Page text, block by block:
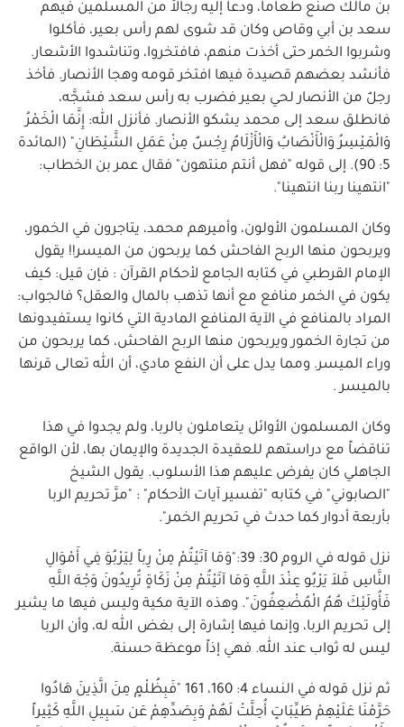
بن مالك صنع طعاماً، ودعا إليه رجالاً من المسلمين فيهم
سعد بن أبي وقاص وكان قد شوى لهم رأس بعير، فأكلوا
وشربوا الخمر حتى أخذت منهم، فافتخروا، وتناشدوا الأشعار.
فأنشد بعضهم قصيدة فيها افتخر قومه وهجا الأنصار. فأخذ
رجلٌ من الأنصار لحي بعير فضرب به رأس سعد فشجَّه،
فانطلق سعد إلى محمد يشكو الأنصار. فأنزل الله: إِنَّمَا الْخَمْرُ
وَالْمَيْسِرُ وَالْأَنْصَابُ وَالْأَزْلَامُ رِجْسٌ مِنْ عَمَلِ الشَّيْطَانِ" (المائدة
5: 90). إلى قوله "فهل أنتم منتهون" فقال عمر بن الخطاب:
"انتهينا ربنا انتهينا".
وكان المسلمون الأولون، وأميرهم محمد، يتاجرون في الخمور،
ويربحون منها الربح الفاحش كما يربحون من الميسر!! يقول
الإمام القرطبي في كتابه الجامع لأحكام القرآن : فإن قيل: كيف
يكون في الخمر منافع مع أنها تذهب بالمال والعقل؟ فالجواب:
المراد بالمنافع في الآية المنافع المادية التي كانوا يستفيدونها
من تجارة الخمور ويربحون منها الربح الفاحش، كما يربحون من
وراء الميسر. ومما يدل على أن النفع مادي، أن الله تعالى قرنها
بالميسر .
وكان المسلمون الأوائل يتعاملون بالربا، ولم يجدوا في هذا
تناقضاً مع دراستهم للعقيدة الجديدة والإيمان بها، لأن الواقع
الجاهلي كان يفرض عليهم هذا الأسلوب. يقول الشيخ
"الصابوني" في كتابه "تفسير آيات الأحكام" : "مرَّ تحريم الربا
بأربعة أدوار كما حدث في تحريم الخمر".
نزل قوله في الروم 30: 39:"وَمَا آتَيْتُمْ مِنْ رِباً لِيَرْبُوَ فِي أَمْوَالِ
النَّاسِ فَلاَ يَرْبُو عِنْدَ اللَّهِ وَمَا آتَيْتُمْ مِنْ زَكَاةٍ تُرِيدُونَ وَجْهَ اللَّهِ
فَأُولَئِكَ هُمُ الْمُضْعِفُونَ". وهذه الآية مكية وليس فيها ما يشير
إلى تحريم الربا، وإنما فيها إشارة إلى بغض الله له، وأن الربا
ليس له ثواب عند الله. فهي إذاً موعظة حسنة.
ثم نزل قوله في النساء 4: 160، 161 "فَبِظُلْمٍ مِنَ الَّذِينَ هَادُوا
حَرَّمْنَا عَلَيْهِمْ طَيِّبَاتٍ أُحِلَّتْ لَهُمْ وَبِصَدِّهِمْ عَن سَبِيلِ اللَّهِ كَثِيراً